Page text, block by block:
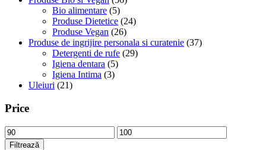
Bio alimentare (5)
Produse Dietetice (24)
Produse Vegan (26)
Produse de ingrijire personala si curatenie (37)
Detergenti de rufe (29)
Igiena dentara (5)
Igiena Intima (3)
Uleiuri (21)
Price
Preț
minim
Preț
maxim
Filtrează